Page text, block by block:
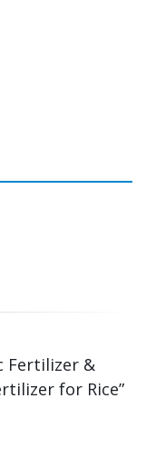
Fertilizer &
for Rice”